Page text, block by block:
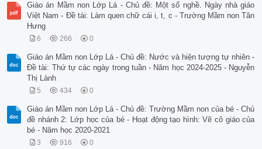
Giáo án Mầm non Lớp Lá - Chủ đề: Một số nghề. Ngày nhà giáo
Việt Nam - Đề tài: Làm quen chữ cái i, t, c - Trường Mầm non Tân
Hưng
6 266 0
Giáo án Mầm non Lớp Lá - Chủ đề: Nước và hiện tượng tự nhiên -
Đề tài: Thứ tự các ngày trong tuần - Năm học 2024-2025 - Nguyễn
Thị Lành
5 434 0
Giáo án Mầm non Lớp Lá - Chủ đề: Trường Mầm non của bé - Chủ
đề nhánh 2: Lớp học của bé - Hoạt động tạo hình: Vẽ cô giáo của
bé - Năm học 2020-2021
3 916 0